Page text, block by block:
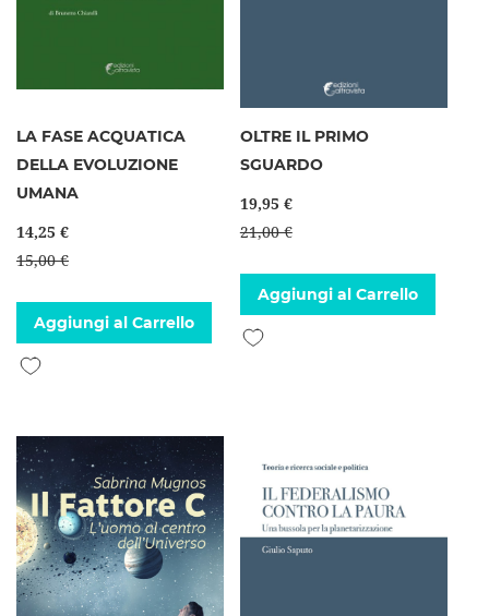
LA FASE ACQUATICA
DELLA EVOLUZIONE
UMANA
14,25 €
15,00 €
Aggiungi al Carrello
Aggiungi alla lista desideri
OLTRE IL PRIMO
SGUARDO
19,95 €
21,00 €
Aggiungi al Carrello
Aggiungi alla lista desideri